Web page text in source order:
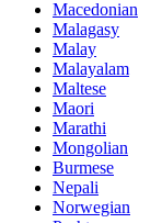
Macedonian
Malagasy
Malay
Malayalam
Maltese
Maori
Marathi
Mongolian
Burmese
Nepali
Norwegian